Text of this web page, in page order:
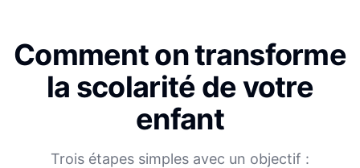
Comment on transforme
la scolarité de votre
enfant
Trois étapes simples avec un objectif :